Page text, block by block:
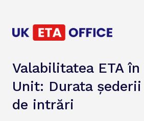
Valabilitatea ETA în
Unit: Durata
de intrări